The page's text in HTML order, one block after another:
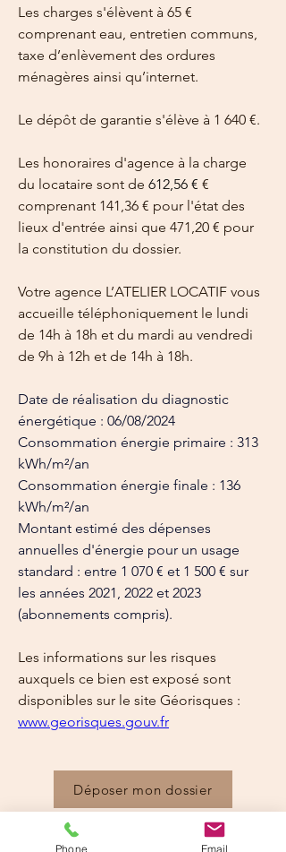
Les charges s'élèvent à 65 €
comprenant eau, entretien communs,
taxe d’enlèvement des ordures
ménagères ainsi qu’internet.
Le dépôt de garantie s'élève à 1 640 €.
Les honoraires d'agence à la charge
du locataire sont de 612,56 € €
comprenant 141,36 € pour l'état des
lieux d'entrée ainsi que 471,20 € pour
la constitution du dossier.
Votre agence L’ATELIER LOCATIF vous
accueille téléphoniquement le lundi
de 14h à 18h et du mardi au vendredi
de 9h à 12h et de 14h à 18h.
Date de réalisation du diagnostic
énergétique : 06/08/2024
Consommation énergie primaire : 313
kWh/m²/an
Consommation énergie finale : 136
kWh/m²/an
Montant estimé des dépenses
annuelles d'énergie pour un usage
standard : entre 1 070 € et 1 500 € sur
les années 2021, 2022 et 2023
(abonnements compris).
Les informations sur les risques
auxquels ce bien est exposé sont
disponibles sur le site Géorisques :
www.georisques.gouv.fr
Déposer mon dossier
DétailsPhone Email